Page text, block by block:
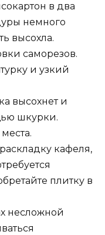
в два
немного
высохла.
саморезов.
и узкий
высохнет и
шкурки.
кафеля,
плитку в
несложной